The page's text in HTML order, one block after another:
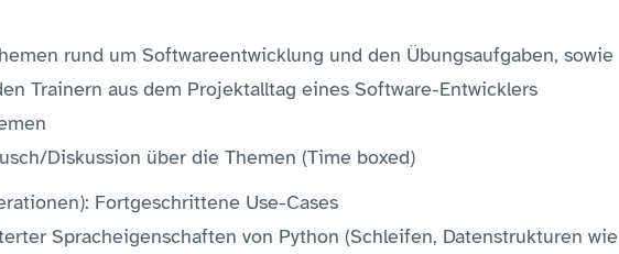
rund um Softwareentwicklung und den Übungsaufgaben, sowie
Trainern aus dem Projektalltag eines Software-Entwicklers
Diskussion über die Themen (Time boxed)
Fortgeschrittene Use-Cases
Spracheigenschaften von Python (Schleifen, Datenstrukturen wie